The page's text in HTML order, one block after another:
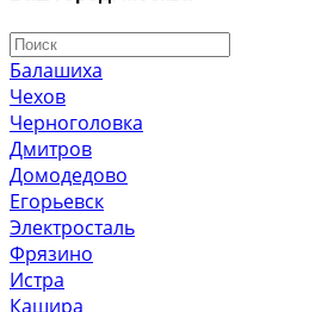
Балашиха
Чехов
Черноголовка
Дмитров
Домодедово
Егорьевск
Электросталь
Фрязино
Истра
Кашира